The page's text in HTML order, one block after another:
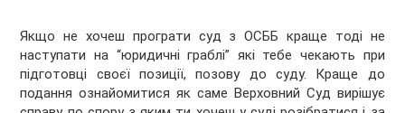
Якщо не хочеш програти суд з ОСББ краще тоді не
наступати на “юридичні граблі” які тебе чекають при
підготовці своєї позиції, позову до суду. Краще до
подання ознайомитися як саме Верховний Суд вирішує